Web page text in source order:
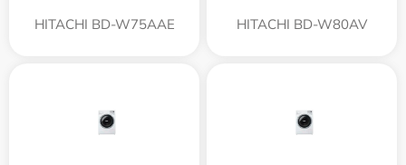
HITACHI BD-W75AAE HITACHI BD-W80AV